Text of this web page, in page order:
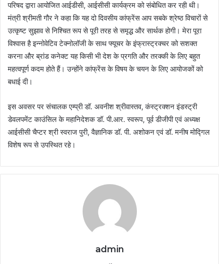
परिषद द्वारा आयोजित आईडीसी, आईसीसी कार्यक्रम को संबोधित कर रही थी।
मंत्री श्रीमती गौर ने कहा कि यह दो दिवसीय कांफ्रेंस आप सबके श्रेष्ठ विचारों से
उत्कृष्ट सुझाव से निश्चित रूप से पूरी तरह से समृद्ध और सार्थक होगी। मेरा पूरा
विश्वास है इन्नोवेटिव टेक्नोलॉजी के साथ फ्यूचर के इंफ्रास्ट्रक्चर को सशक्त
करना और ब्रांड कनेक्ट यह किसी भी देश के प्रगति और तरक्की के लिए बहुत
महत्वपूर्ण कदम होते हैं। उन्होंने कांफ्रेंस के विषय के चयन के लिए आयोजकों को
बधाई दी।
इस अवसर पर संचालक एम्प्री डॉ. अवनीश श्रीवास्तव, कंस्ट्रक्शन इंडस्ट्री
डेवलपमेंट काउंसिल के महानिदेशक डॉ. पी.आर. स्वरूप, पूर्व डीजीपी एवं अध्यक्ष
आईसीसी चैप्टर श्री स्वराज पुरी, वैज्ञानिक डॉ. पी. अशोकन एवं डॉ. मनीष मोद्गिल
विशेष रूप से उपस्थित रहे।
admin